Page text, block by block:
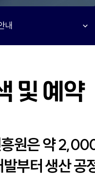
내
및 예약
원은 약
부터 생산 공